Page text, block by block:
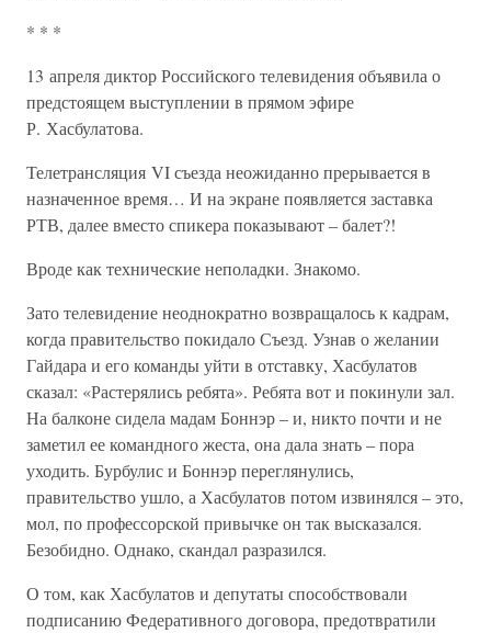
* * *
13 апреля диктор Российского телевидения объявила о
предстоящем выступлении в прямом эфире
Р. Хасбулатова.
Телетрансляция VI съезда неожиданно прерывается в
назначенное время… И на экране появляется заставка
РТВ, далее вместо спикера показывают – балет?!
Вроде как технические неполадки. Знакомо.
Зато телевидение неоднократно возвращалось к кадрам,
когда правительство покидало Съезд. Узнав о желании
Гайдара и его команды уйти в отставку, Хасбулатов
сказал: «Растерялись ребята». Ребята вот и покинули зал.
На балконе сидела мадам Боннэр – и, никто почти и не
заметил ее командного жеста, она дала знать – пора
уходить. Бурбулис и Боннэр переглянулись,
правительство ушло, а Хасбулатов потом извинялся – это,
мол, по профессорской привычке он так высказался.
Безобидно. Однако, скандал разразился.
О том, как Хасбулатов и депутаты способствовали
подписанию Федеративного договора, предотвратили